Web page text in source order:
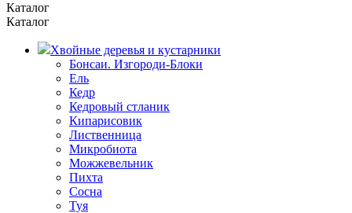
Каталог
Каталог
Хвойные деревья и кустарники
Бонсаи. Изгороди-Блоки
Ель
Кедр
Кедровый стланик
Кипарисовик
Лиственница
Микробиота
Можжевельник
Пихта
Сосна
Туя